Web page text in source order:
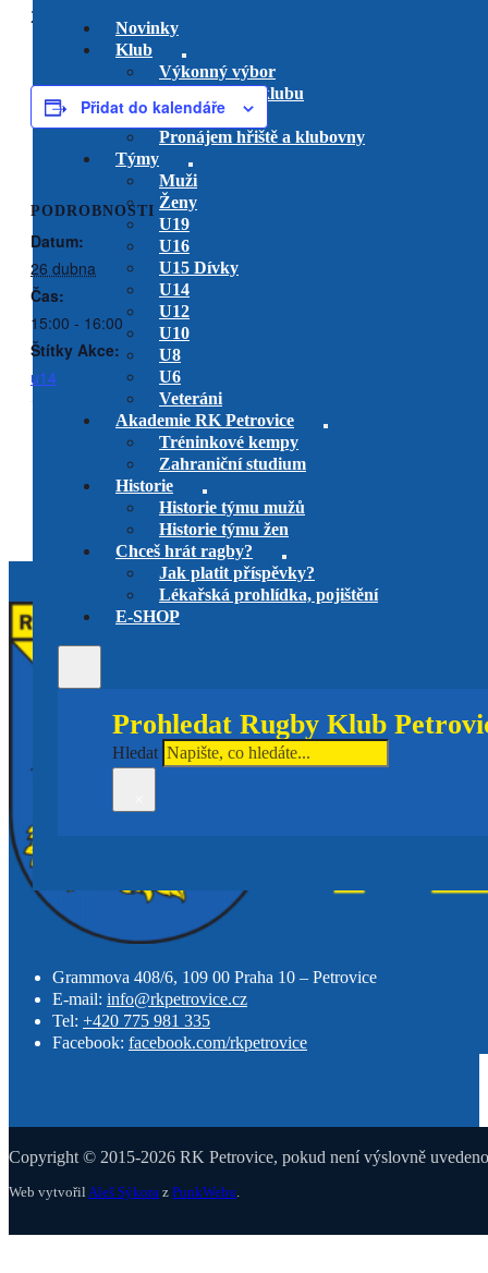
Novinky
Klub
Výkonný výbor
Management klubu
Hlavní trenéři
Pronájem hřiště a klubovny
Týmy
Muži
Ženy
U19
U16
U15 Dívky
U14
U12
U10
U8
U6
Veteráni
Akademie RK Petrovice
Tréninkové kempy
Zahraniční studium
Historie
Historie týmu mužů
Historie týmu žen
Chceš hrát ragby?
Jak platit příspěvky?
Lékařská prohlídka, pojištění
E-SHOP
Prohledat Rugby Klub
Hledat
26 dubna @ 15:00
Přidat do kalendáře
PODROBNOSTI
Datum:
26 dubna
Čas:
15:00 - 16:00
Štítky Akce:
u14
Spol. Sparta/Olymp vs. RK
Petrovice
venkovní utkáníU19
venkovní utkání 1. liga
Grammova 408/6, 109 00 Praha 10 – Petrovice
E-mail: info@rkpetrovice.cz
Tel: +420 775 981 335
Facebook: facebook.com/rkpetrovice
Copyright © 2015-2026 RK Petrovice, pokud není výslovně
Web vytvořil Aleš Sýkora z PunkWebu